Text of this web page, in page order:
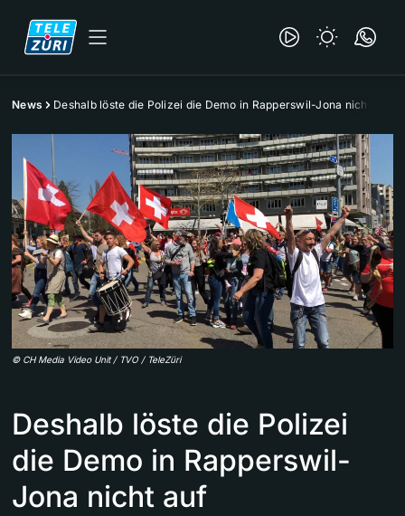
News Deshalb löste die Polizei die Demo in Rapperswil-Jona nicht auf
© CH Media Video Unit / TVO / TeleZüri
Deshalb löste die Polizei
die Demo in Rapperswil-
Jona nicht auf